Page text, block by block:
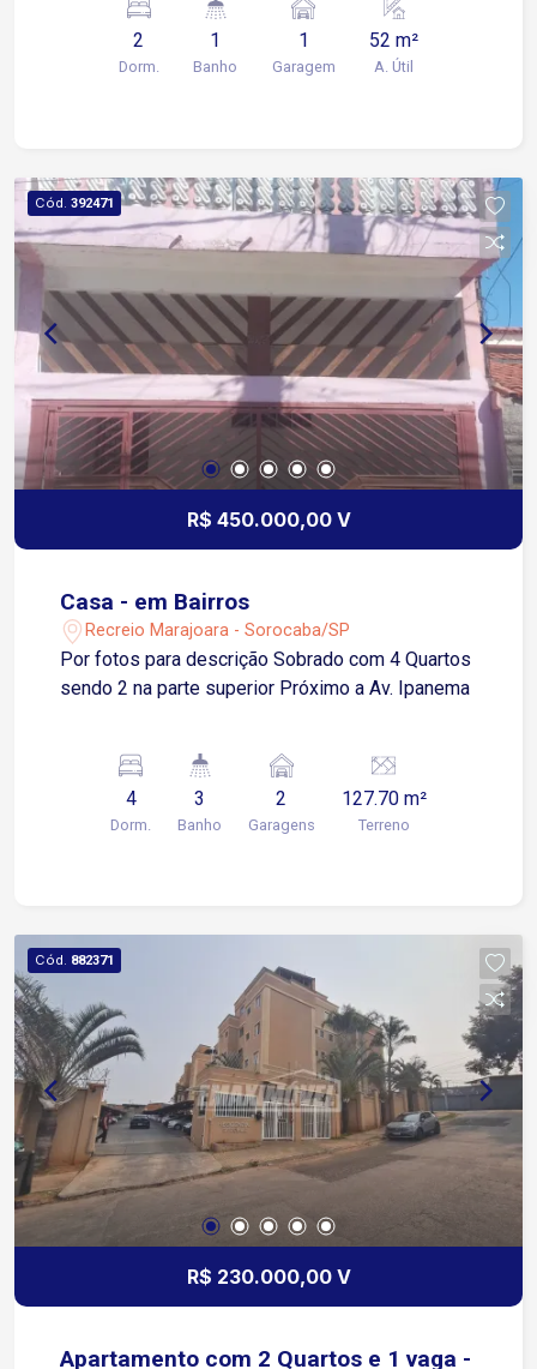
farmácia, hospital e comércio em geral
2
Dorm.
1
Banho
1
Garagem
52 m²
A. Útil
Cód. 392471
R$ 450.000,00 V
Casa - em Bairros
Recreio Marajoara - Sorocaba/SP
Por fotos para descrição Sobrado com 4 Quartos
sendo 2 na parte superior Próximo a Av. Ipanema
4
Dorm.
3
Banho
2
Garagens
127.70 m²
Terreno
Cód. 882371
R$ 230.000,00 V
Apartamento com 2 Quartos e 1 vaga -